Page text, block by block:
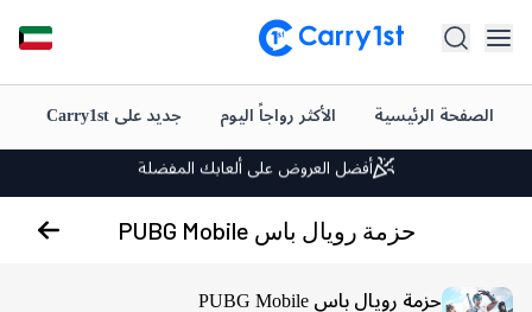
الرئيسية الأكثر رواجاً اليوم جديد على Carry1st شحن
شحن فوري وتوصيل
أفضل العروض على ألعابك المفضلة
دعم متميز على مدار الساعة طوال أيام الأسبوع
تقييم +4.5 على متجر Google Play وApp Store
حزمة رويال باس PUBG Mobile
حزمة رويال باس PUBG Mobile